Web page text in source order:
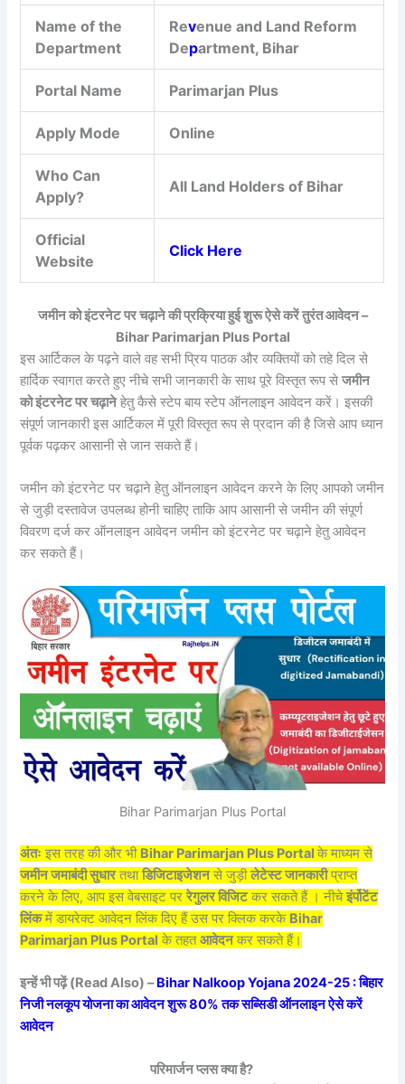
Name of the
Department
Revenue and Land Reform
Department, Bihar
Portal Name Parimarjan Plus
Apply Mode Online
Who Can
Apply?
All Land Holders of Bihar
Official
Website
Click Here
जमीन को इंटरनेट पर चढ़ाने की प्रक्रिया हुई शुरू ऐसे करें तुरंत आवेदन –
Bihar Parimarjan Plus Portal
इस आर्टिकल के पढ़ने वाले वह सभी प्रिय पाठक और व्यक्तियों को तहे दिल से
हार्दिक स्वागत करते हुए नीचे सभी जानकारी के साथ पूरे विस्तृत रूप सेजमीन
को इंटरनेट पर चढ़ानेहेतु कैसे स्टेप बाय स्टेप ऑनलाइन आवेदन करें। इसकी
संपूर्ण जानकारी इस आर्टिकल में पूरी विस्तृत रूप से प्रदान की है जिसे आप ध्यान
पूर्वक पढ़कर आसानी से जान सकते हैं।
जमीन को इंटरनेट पर चढ़ाने हेतु ऑनलाइन आवेदन करने के लिए आपको जमीन
से जुड़ी दस्तावेज उपलब्ध होनी चाहिए ताकि आप आसानी से जमीन की संपूर्ण
विवरण दर्ज कर ऑनलाइन आवेदन जमीन को इंटरनेट पर चढ़ाने हेतु आवेदन
कर सकते हैं।
Bihar Parimarjan Plus Portal
अंतः इस तरह की और भी Bihar Parimarjan Plus Portalके माध्यम से
जमीन जमाबंदी सुधारतथाडिजिटाइजेशनसे जुड़ीलेटेस्ट जानकारीप्राप्त
करने के लिए, आप इस वेबसाइट पररेगुलर विजिटकर सकते हैं । नीचेइंर्पोटेंट
लिंकमें डायरेक्ट आवेदन लिंक दिए हैं उस पर क्लिक करके Bihar
Parimarjan Plus Portal के तहतआवेदनकर सकते हैं।
इन्हें भी पढ़ें (Read Also) –Bihar Nalkoop Yojana 2024-25 : बिहार
निजी नलकूप योजना का आवेदन शुरू 80% तक सब्सिडी ऑनलाइन ऐसे करें
आवेदन
परिमार्जन प्लस क्या है?